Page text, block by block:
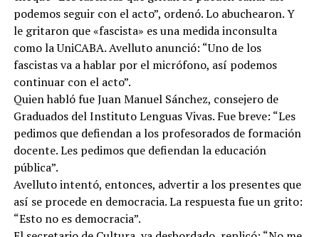
podemos seguir con el acto”, ordenó. Lo abuchearon. Y
le gritaron que «fascista» es una medida inconsulta
como la UniCABA. Avelluto anunció: “Uno de los
fascistas va a hablar por el micrófono, así podemos
continuar con el acto”.
Quien habló fue Juan Manuel Sánchez, consejero de
Graduados del Instituto Lenguas Vivas. Fue breve: “Les
pedimos que defiendan a los profesorados de formación
docente. Les pedimos que defiendan la educación
pública”.
Avelluto intentó, entonces, advertir a los presentes que
así se procede en democracia. La respuesta fue un grito:
“Esto no es democracia”.